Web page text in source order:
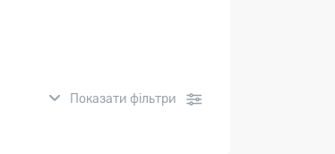
Показати фільтри